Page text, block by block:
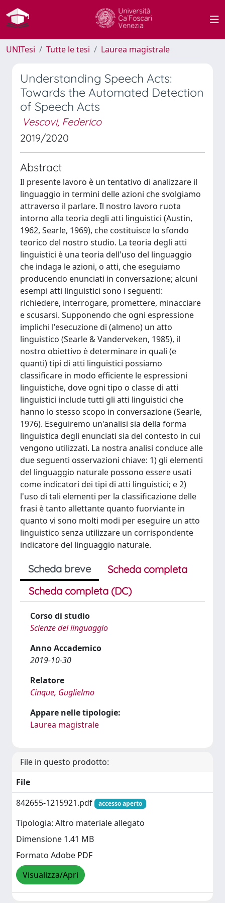
UNITesi Tutte le tesi Laurea magistrale
Understanding Speech Acts:
Towards the Automated Detection
of Speech Acts
Vescovi, Federico
2019/2020
Abstract
Il presente lavoro è un tentativo di analizzare il
linguaggio in termini delle azioni che svolgiamo
attraverso il parlare. Il nostro lavoro ruota
intorno alla teoria degli atti linguistici (Austin,
1962, Searle, 1969), che costituisce lo sfondo
teorico del nostro studio. La teoria degli atti
linguistici è una teoria dell'uso del linguaggio
che indaga le azioni, o atti, che eseguiamo
producendo enunciati in conversazione; alcuni
esempi atti linguistici sono i seguenti:
richiedere, interrogare, promettere, minacciare
e scusarsi. Supponendo che ogni espressione
implichi l'esecuzione di (almeno) un atto
linguistico (Searle & Vanderveken, 1985), il
nostro obiettivo è determinare in quali (e
quanti) tipi di atti linguistici possiamo
classificare in modo efficiente le espressioni
linguistiche, dove ogni tipo o classe di atti
linguistici include tutti gli atti linguistici che
hanno lo stesso scopo in conversazione (Searle,
1976). Eseguiremo un'analisi sia della forma
linguistica degli enunciati sia del contesto in cui
vengono utilizzati. La nostra analisi conduce alle
due seguenti osservazioni chiave: 1) gli elementi
del linguaggio naturale possono essere usati
come indicatori dei tipi di atti linguistici; e 2)
l'uso di tali elementi per la classificazione delle
frasi è tanto allettante quanto fuorviante in
quanto vi sono molti modi per eseguire un atto
linguistico senza utilizzare un corrispondente
indicatore del linguaggio naturale.
Scheda breve
Scheda completa
Scheda completa (DC)
Corso di studio
Scienze del linguaggio
Anno Accademico
2019-10-30
Relatore
Cinque, Guglielmo
Appare nelle tipologie:
Laurea magistrale
File in questo prodotto:
File
842655-1215921.pdf
accesso aperto
Tipologia: Altro materiale allegato
Dimensione 1.41 MB
Formato Adobe PDF
Visualizza/Apri